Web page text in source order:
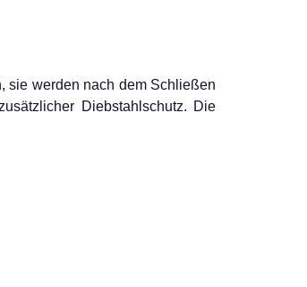
sie werden nach dem Schließen
Diebstahlschutz. Die